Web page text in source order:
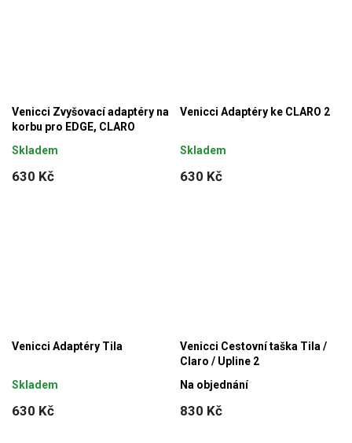
Venicci Zvyšovací adaptéry na
korbu pro EDGE, CLARO
630 Kč
Skladem
Venicci Adaptéry ke CLARO 2
630 Kč
Skladem
Venicci Adaptéry Tila
630 Kč
Skladem
Venicci Cestovní taška Tila /
Claro / Upline 2
830 Kč
Na objednání